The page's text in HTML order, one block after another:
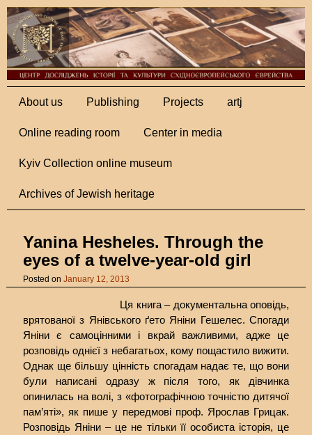
About us Publishing Projects artj
Online reading room Center in media
Kyiv Collection online museum
Archives of Jewish heritage
Yanina Hesheles. Through the
eyes of a twelve-year-old girl
Posted on January 12, 2013
Ця книга – документальна оповідь,
врятованої з Янівського ґето Яніни Гешелес. Спогади
Яніни є самоцінними і вкрай важливими, адже це
розповідь однієї з небагатьох, кому пощастило вижити.
Однак ще більшу цінність спогадам надає те, що вони
були написані одразу ж після того, як дівчинка
опинилась на волі, з «фотографічною точністю дитячої
пам’яті», як пише у передмові проф. Ярослав Грицак.
Розповідь Яніни – це не тільки її особиста історія, це